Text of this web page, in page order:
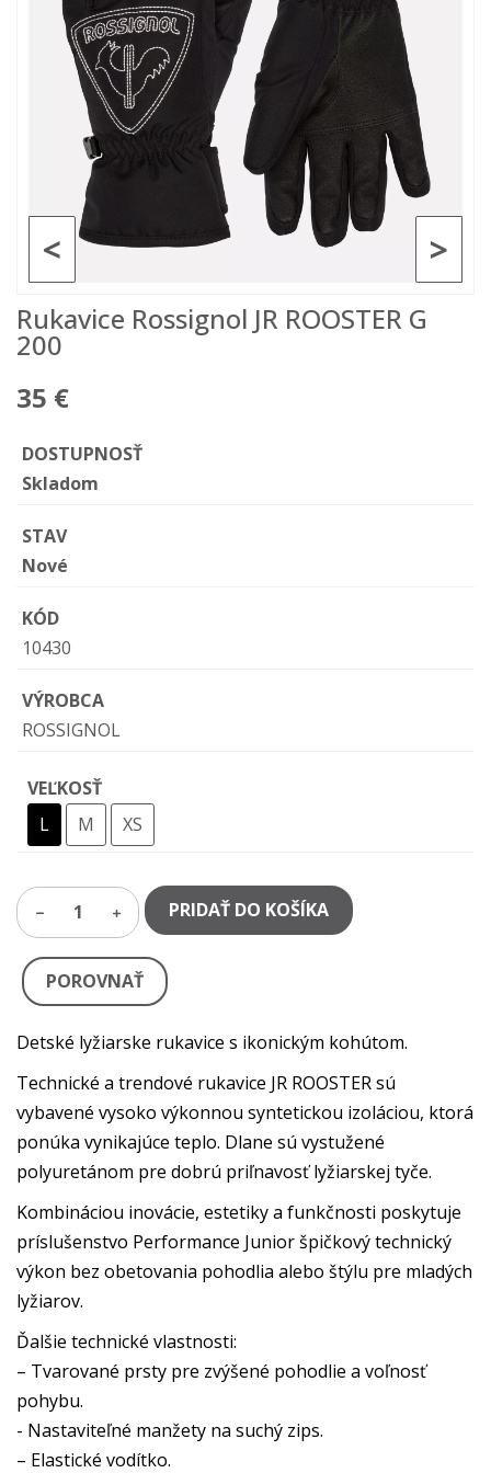
>
<
Rukavice Rossignol JR ROOSTER G
200
35 €
DOSTUPNOSŤ
Skladom
STAV
Nové
KÓD
10430
VÝROBCA
ROSSIGNOL
VEĽKOSŤ
L
M XS
1 PRIDAŤ DO KOŠÍKA
POROVNAŤ
Detské lyžiarske rukavice s ikonickým kohútom.
Technické a trendové rukavice JR ROOSTER sú
vybavené vysoko výkonnou syntetickou izoláciou, ktorá
ponúka vynikajúce teplo. Dlane sú vystužené
polyuretánom pre dobrú priľnavosť lyžiarskej tyče.
Kombináciou inovácie, estetiky a funkčnosti poskytuje
príslušenstvo Performance Junior špičkový technický
výkon bez obetovania pohodlia alebo štýlu pre mladých
lyžiarov.
Ďalšie technické vlastnosti:
– Tvarované prsty pre zvýšené pohodlie a voľnosť
pohybu.
- Nastaviteľné manžety na suchý zips.
– Elastické vodítko.